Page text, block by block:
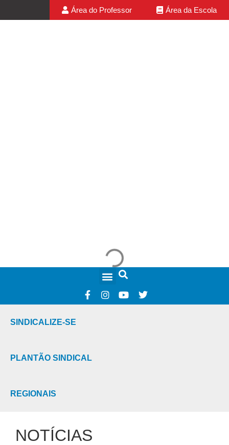
Área do Professor Área da Escola
SINDICALIZE-SE
PLANTÃO SINDICAL
REGIONAIS
NOTÍCIAS